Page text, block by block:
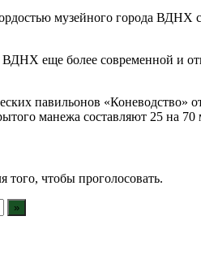
музейного города ВДНХ
еще более современной и
павильонов
манежа составляют 25 на
того, чтобы проголосовать.